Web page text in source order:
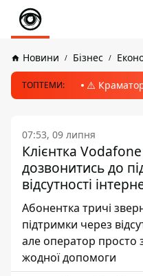
Новини Бізнес
ТОПТЕМИ: ⚠️
07:53, 09 липня
Клієнтка
дозвонитись до
відсутності
Абонентка тричі
підтримки через
але оператор просто
жодної допомоги